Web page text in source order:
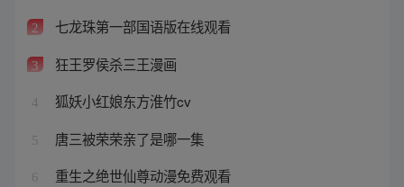
2 七龙珠第一部国语版在线观看
3 狂王罗侯杀三王漫画
4 狐妖小红娘东方淮竹cv
5 唐三被荣荣亲了是哪一集
6 重生之绝世仙尊动漫免费观看